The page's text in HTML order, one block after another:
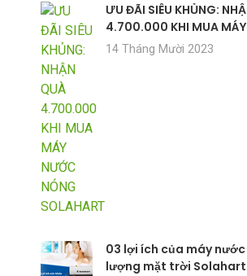
ƯU ĐÃI SIÊU KHỦNG:
4.700.000 KHI MUA
SOLAHART
14 Tháng Mười 2023
03 lợi ích của máy
lượng mặt trời Solahart